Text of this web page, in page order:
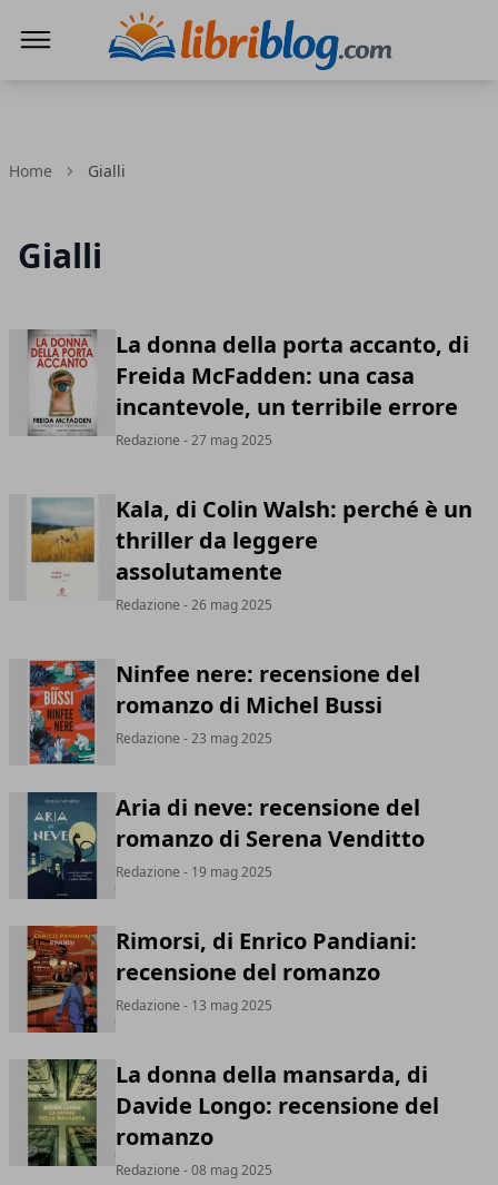
Home Gialli
Gialli
La donna della porta accanto, di
Freida McFadden: una casa
incantevole, un terribile errore
Redazione - 27 mag 2025
Kala, di Colin Walsh: perché è un
thriller da leggere
assolutamente
Redazione - 26 mag 2025
Ninfee nere: recensione del
romanzo di Michel Bussi
Redazione - 23 mag 2025
Aria di neve: recensione del
romanzo di Serena Venditto
Redazione - 19 mag 2025
Rimorsi, di Enrico Pandiani:
recensione del romanzo
Redazione - 13 mag 2025
La donna della mansarda, di
Davide Longo: recensione del
romanzo
Redazione - 08 mag 2025